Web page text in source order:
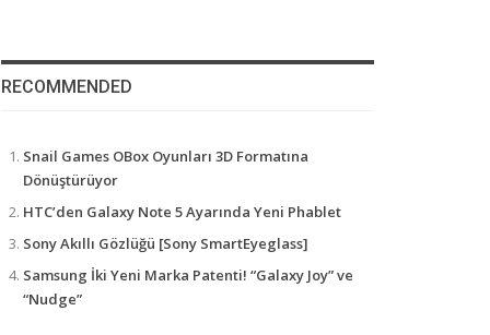
RECOMMENDED
Snail Games OBox Oyunları 3D Formatına
Dönüştürüyor
HTC’den Galaxy Note 5 Ayarında Yeni Phablet
Sony Akıllı Gözlüğü [Sony SmartEyeglass]
Samsung İki Yeni Marka Patenti! “Galaxy Joy” ve
“Nudge”